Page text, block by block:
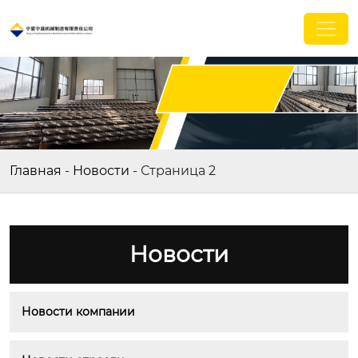
Главная - Новости - Страница 2
Новости
Новости компании